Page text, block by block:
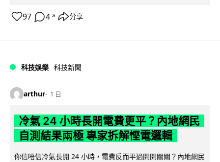
97 4 ↗ 分享
科技娛樂 科技新聞
arthur 1 日
冷氣 24 小時長開電費更平？內地網民
自測結果兩極 專家拆解慳電邏輯
你信唔信冷氣長開 24 小時，電費反而平過開開關關？內地網民